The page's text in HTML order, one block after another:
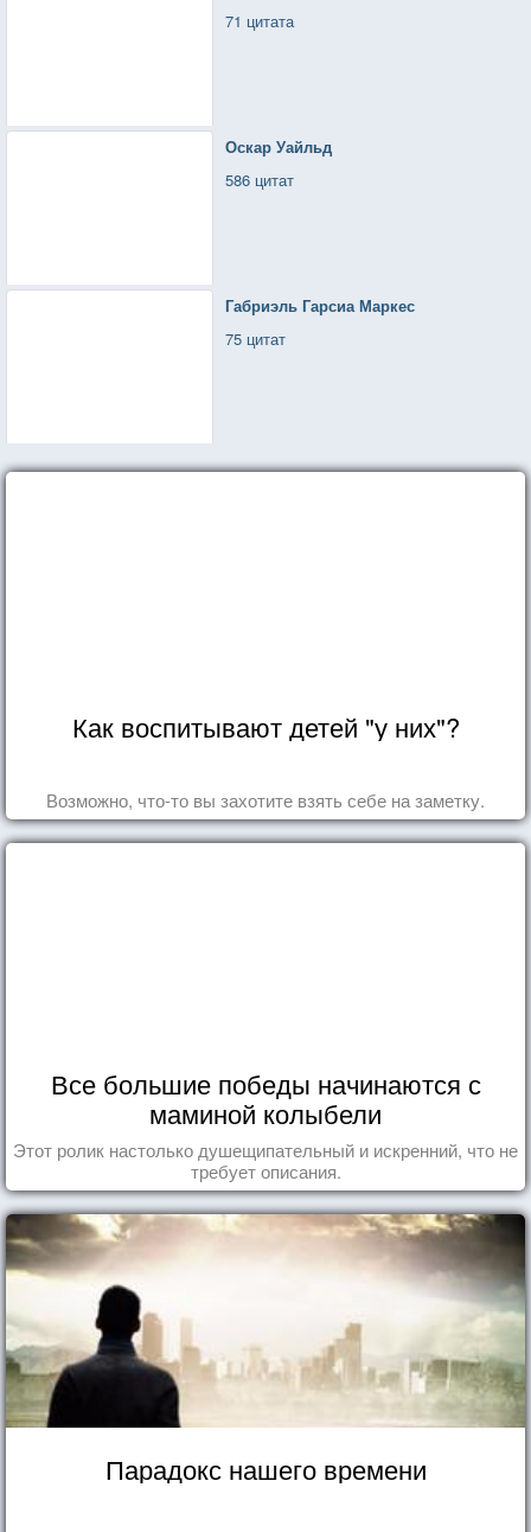
71 цитата
Оскар Уайльд
586 цитат
Габриэль Гарсиа Маркес
75 цитат
Как воспитывают детей "у них"?
Возможно, что-то вы захотите взять себе на заметку.
Все большие победы начинаются с
маминой колыбели
Этот ролик настолько душещипательный и искренний, что не
требует описания.
Парадокс нашего времени